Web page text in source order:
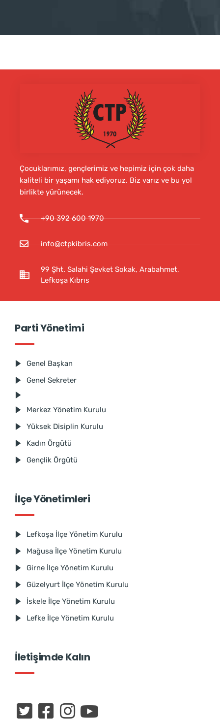
Çocuklarımız, gençlerimiz ve hepimiz için çok daha
kaliteli bir yaşamı hak ediyoruz. Biz varız ve bu yol
birlikte yürünecek.
+90 392 600 1970
info@ctpkibris.com
99 Şht. Salahi Şevket Sokak, Arabahmet,
Lefkoşa Kıbrıs
Parti Yönetimi
Genel Başkan
Genel Sekreter
Merkez Yönetim Kurulu
Yüksek Disiplin Kurulu
Kadın Örgütü
Gençlik Örgütü
İlçe Yönetimleri
Lefkoşa İlçe Yönetim Kurulu
Mağusa İlçe Yönetim Kurulu
Girne İlçe Yönetim Kurulu
Güzelyurt İlçe Yönetim Kurulu
İskele İlçe Yönetim Kurulu
Lefke İlçe Yönetim Kurulu
İletişimde Kalın